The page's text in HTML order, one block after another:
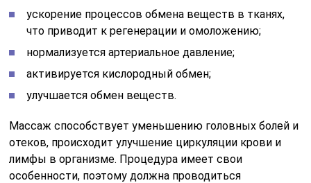
ускорение процессов обмена веществ в тканях,
что приводит к регенерации и омоложению;
нормализуется артериальное давление;
активируется кислородный обмен;
улучшается обмен веществ.
Массаж способствует уменьшению головных болей и
отеков, происходит улучшение циркуляции крови и
лимфы в организме. Процедура имеет свои
особенности, поэтому должна проводиться